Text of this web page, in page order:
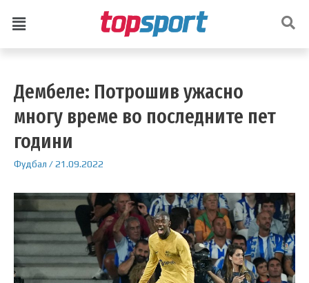
Дембеле: Потрошив ужасно
многу време во последните пет
години
Фудбал /21.09.2022